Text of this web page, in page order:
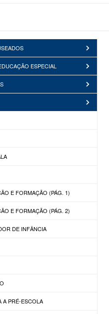
ESPECIAL
E FORMAÇÃO (PÁG. 1)
E FORMAÇÃO (PÁG. 2)
DE INFÂNCIA
A PRÉ-ESCOLA